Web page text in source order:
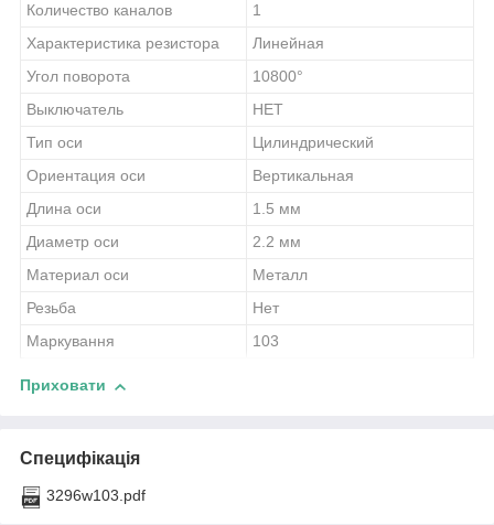
Количество каналов
1
Характеристика резистора
Линейная
Угол поворота
10800°
Выключатель
НЕТ
Тип оси
Цилиндрический
Ориентация оси
Вертикальная
Длина оси
1.5 мм
Диаметр оси
2.2 мм
Материал оси
Металл
Резьба
Нет
Маркування
103
Приховати
Специфікація
3296w103.pdf